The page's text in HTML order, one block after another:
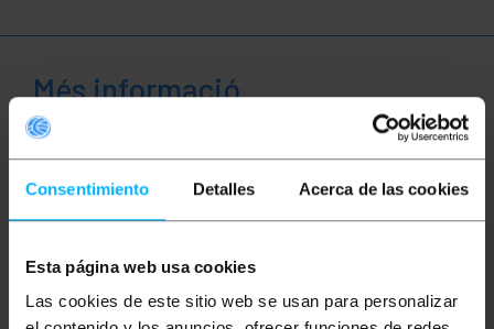
Consentimiento Detalles Acerca de las cookies
Esta página web usa cookies
Las cookies de este sitio web se usan para personalizar
Més informació
305 m per exterior. Velocitat de transmissió de
dades de fins a 1Gbps (1000Mbps) amb una amplada
de banda de fins a 250 Mhz. Bobina de cable de 4
parells ethernet (8 fils trenats de 2 en 2) i sota la